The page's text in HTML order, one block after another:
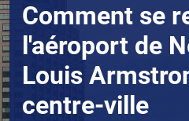
Comment se
l'aéroport de
Louis
centre-ville